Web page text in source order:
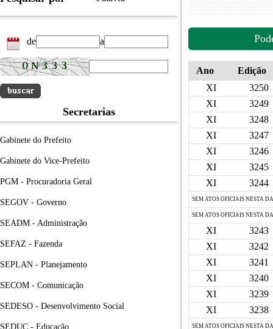
de a
Secretarias
Gabinete do Prefeito
Gabinete do Vice-Prefeito
PGM - Procuradoria Geral
SEGOV - Governo
SEADM - Administração
SEFAZ - Fazenda
SEPLAN - Planejamento
SECOM - Comunicação
SEDESO - Desenvolvimento Social
SEDUC - Educação
Ano
Edição
XI
3250
XI
3249
XI
3248
XI
3247
XI
3246
XI
3245
XI
3244
SEM ATOS OFICIAIS NESTA
SEM ATOS OFICIAIS NESTA
XI
3243
XI
3242
XI
3241
XI
3240
XI
3239
XI
3238
SEM ATOS OFICIAIS NESTA